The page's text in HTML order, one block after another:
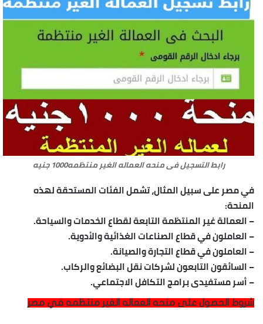
رابط التسجيل فى منحه العماله الغير منتظمه1000 جنيه
في مصر على سبيل المثال، تشمل الفئات المستحقة لهذه
المنحة:
– العمالة غير المنتظمة التابعة لقطاع الخدمات والسياحة.
– العاملون في قطاع الصناعات الغذائية والأدوية.
– العاملون في قطاع التجارة والصيانة.
– السائقون التابعون لشركات نقل البضائع والركاب.
– أسر مستفيدى برامج التكافل الاجتماعي.
شروط الحصول على منحه العماله الغير منتظمه في مصر